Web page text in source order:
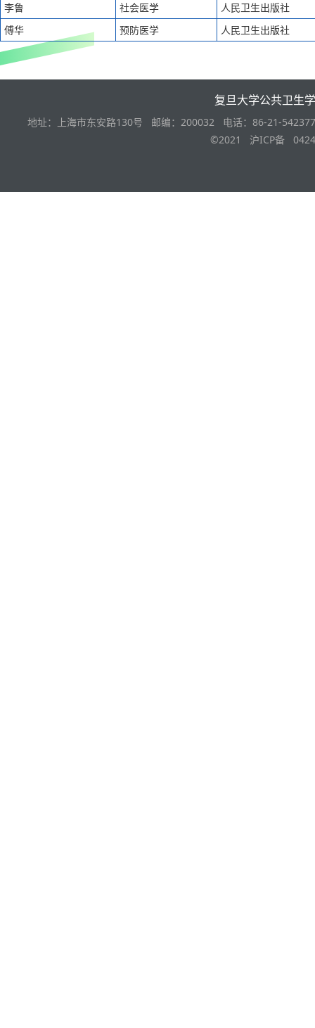
李鲁
社会医学
人民卫生出版社
傅华
预防医学 人民卫生出版社
复旦大学公共卫生
地址：上海市东安路130号 邮编：200032 电话：86-21-
©2021 沪ICP备